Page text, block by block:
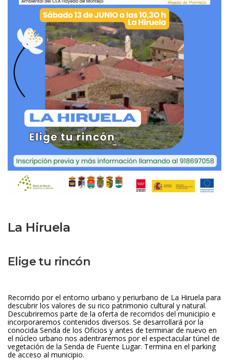
La Hiruela
Elige tu rincón
Recorrido por el entorno urbano y periurbano de La Hiruela para
descubrir los valores de su rico patrimonio cultural y natural.
Descubriremos parte de la oferta de recorridos del municipio e
incorporaremos contenidos diversos. Se desarrollará por la
conocida Senda de los Oficios y antes de terminar de nuevo en
el núcleo urbano nos adentraremos por el espectacular túnel de
vegetación de la Senda de Fuente Lugar. Termina en el parking
de acceso al municipio.